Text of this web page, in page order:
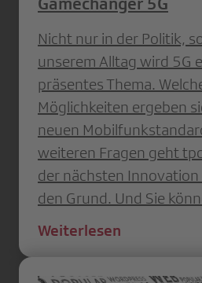
Nicht nur in der Politik,
unserem Alltag wird 5G
präsentes Thema.
Möglichkeiten ergeben
neuen
weiteren Fragen geht
der nächsten
den Grund. Und Sie
Weiterlesen